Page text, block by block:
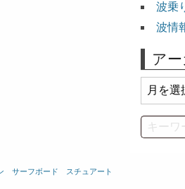
サーフボード
スチュアート
波乗
波情
ア
ー
カ
イ
Search